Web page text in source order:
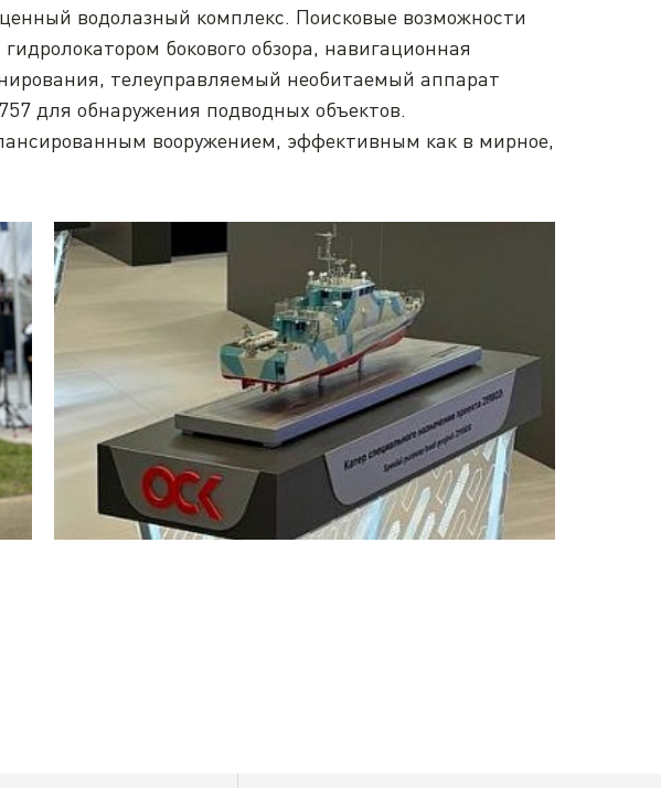
водолазный комплекс. Поисковые возможности
бокового обзора, навигационная
телеуправляемый необитаемый аппарат
для обнаружения подводных объектов.
вооружением, эффективным как в мирное,